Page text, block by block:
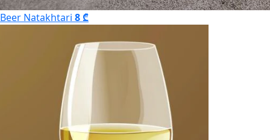
Beer Natakhtari 8 ₾